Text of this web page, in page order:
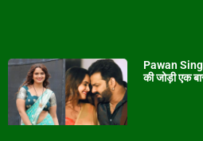
Pawan
की जोड़ी एक